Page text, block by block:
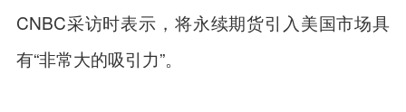
CNBC采访时表示，将永续期货引入美国市场具
有“非常大的吸引力”。